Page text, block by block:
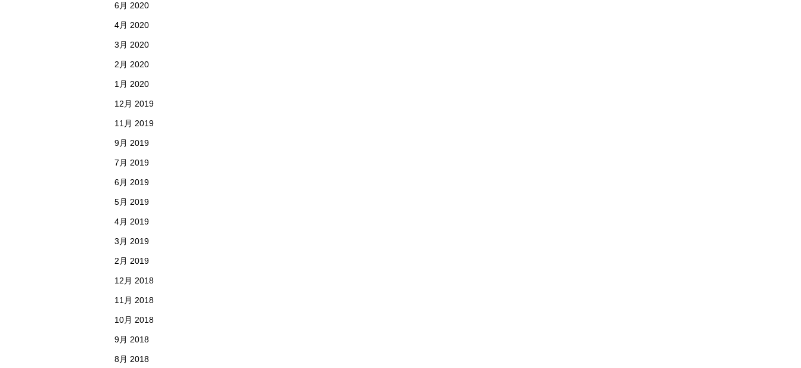
6月 2020
4月 2020
3月 2020
2月 2020
1月 2020
12月 2019
11月 2019
9月 2019
7月 2019
6月 2019
5月 2019
4月 2019
3月 2019
2月 2019
12月 2018
11月 2018
10月 2018
9月 2018
8月 2018